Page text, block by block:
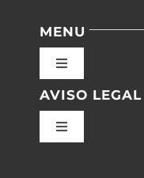
MENU
Toggle
Inicio
AVISO LEGAL
Toggle